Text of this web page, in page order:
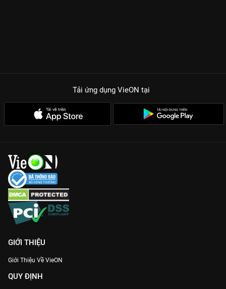
Tải ứng dụng VieON tại
GIỚI THIỆU
Giới Thiệu Về VieON
QUY ĐỊNH